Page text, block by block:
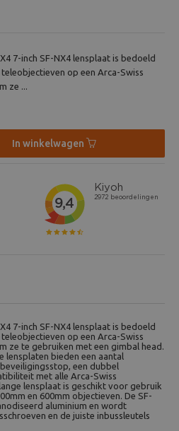
7-inch SF-NX4 lensplaat is bedoeld
op een Arca-Swiss
ze ...
In winkelwagen
7-inch SF-NX4 lensplaat is bedoeld
op een Arca-Swiss
ze te gebruiken met een gimbal head.
lensplaten bieden een aantal
een dubbel
met alle Arca-Swiss
lensplaat is geschikt voor gebruik
en 600mm objectieven. De SF-
aluminium en wordt
en de juiste inbussleutels